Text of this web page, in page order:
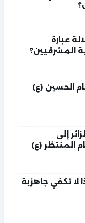
عبارة
المشرقيين؟
الحسين (ع)
إلى
المنتظر (ع)
لا تكفي جاهزية